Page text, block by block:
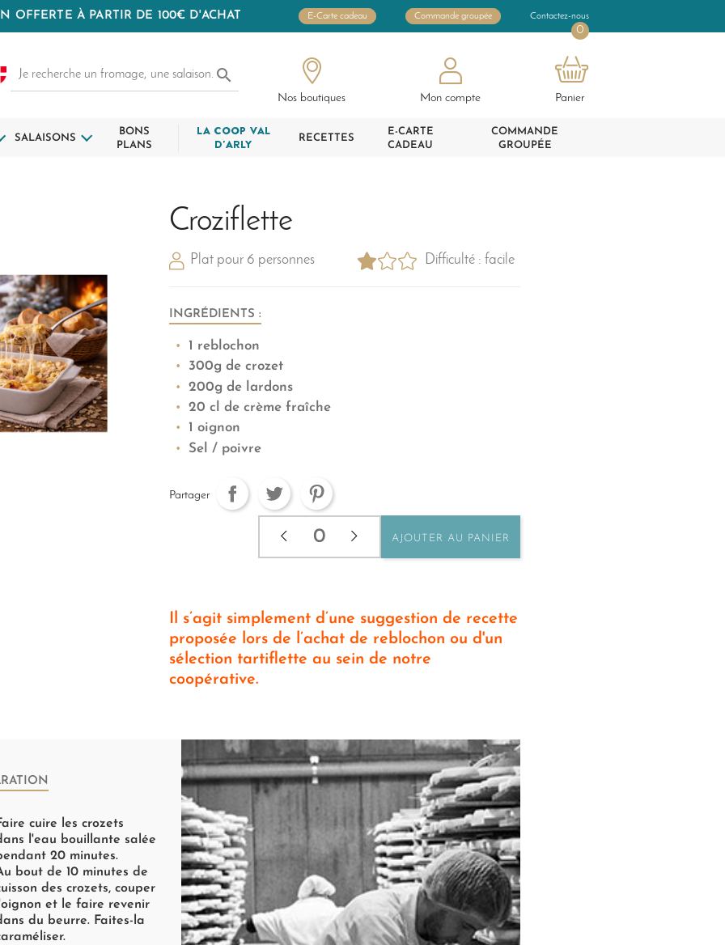
OFFERTE À PARTIR DE 100€ D'ACHAT E-Carte cadeau Commande groupée Contactez-nous

Nos boutiques Mon compte Panier
0
SALAISONS
BONS
PLANS
LA COOP VAL
D'ARLY
RECETTES
E-CARTE
CADEAU
COMMANDE
GROUPÉE
cuire les crozets
l'eau bouillante salée
20 minutes.
bout de 10 minutes de
des crozets, couper
et le faire revenir
du beurre. Faites-la
Croziflette
Plat pour 6 personnes Difficulté : facile
INGRÉDIENTS :
1 reblochon
300g de crozet
200g de lardons
20 cl de crème fraîche
1 oignon
Sel / poivre
Partager
AJOUTER AU PANIER
Il s’agit simplement d’une suggestion de recette
proposée lors de l’achat de reblochon ou d'un
sélection tartiflette au sein de notre
coopérative.